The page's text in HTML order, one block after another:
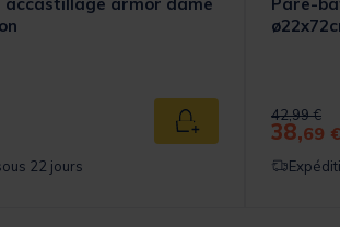
Ajouter au panier
22 jours
Price
42,99 €to
38,69 €